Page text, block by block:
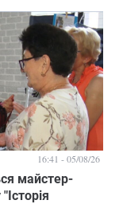
майстер-
16:41 - 05/08/26